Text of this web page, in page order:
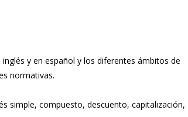
y en español y los diferentes ámbitos de
normativas.
simple, compuesto, descuento, capitalización,